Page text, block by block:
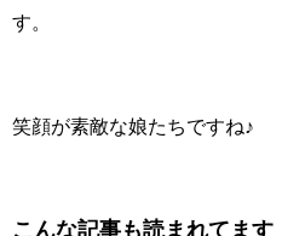
す。
笑顔が素敵な娘たちですね♪
こんな記事も読まれてます